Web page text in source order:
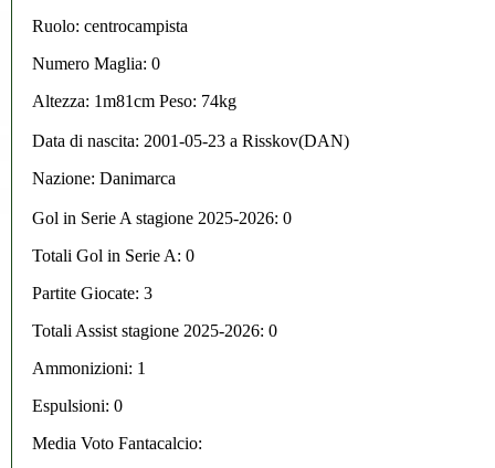
Ruolo: centrocampista
Numero Maglia: 0
Altezza: 1m81cm Peso: 74kg
Data di nascita: 2001-05-23 a Risskov(DAN)
Nazione: Danimarca
Gol in Serie A stagione 2025-2026: 0
Totali Gol in Serie A: 0
Partite Giocate: 3
Totali Assist stagione 2025-2026: 0
Ammonizioni: 1
Espulsioni: 0
Media Voto Fantacalcio: